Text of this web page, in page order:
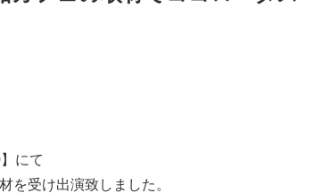
にて
を受け出演致しました。